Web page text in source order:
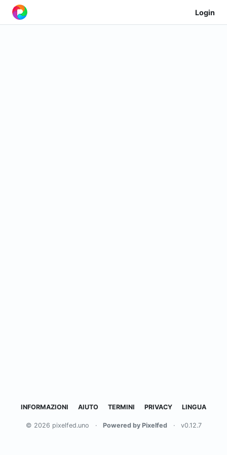
Login
INFORMAZIONI AIUTO TERMINI PRIVACY LINGUA
© 2026 pixelfed.uno · Powered by Pixelfed · v0.12.7